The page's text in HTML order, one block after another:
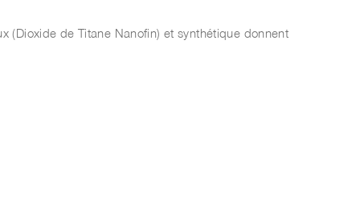
(Dioxide de Titane Nanofin) et synthétique donnent